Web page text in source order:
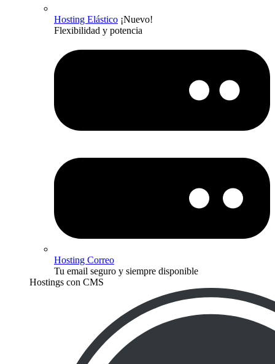
Hosting Elástico ¡Nuevo!
Flexibilidad y potencia
Hosting Correo
Tu email seguro y siempre disponible
Hostings con CMS